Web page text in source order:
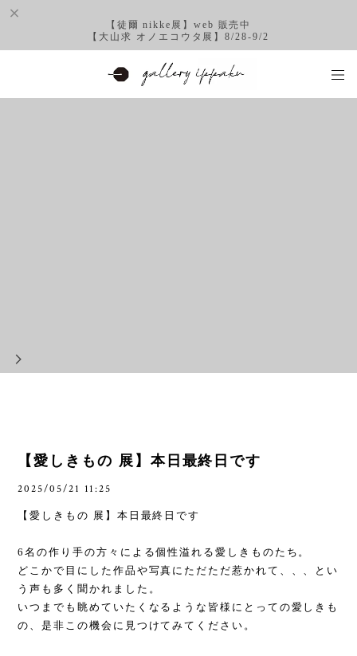
【徒爾 nikke展】web 販売中
【大山求 オノエコウタ展】8/28-9/2
【愛しきもの 展】本日最終日です
2025/05/21 11:25
【愛しきもの 展】本日最終日です
6名の作り手の方々による個性溢れる愛しきものたち。
どこかで目にした作品や写真にただただ惹かれて、、、とい
う声も多く聞かれました。
いつまでも眺めていたくなるような皆様にとっての愛しきも
の、是非この機会に見つけてみてください。